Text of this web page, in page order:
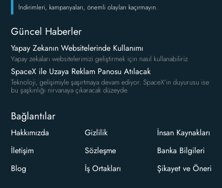
İndirimleri, kampanyaları, önemli olayları kaçırmayın.
Güncel Haberler
Yapay Zekanın Websitelerinde Kullanımı
Yapay zekaları websitelerimizi geliştirmek için nasıl kullanabiliriz
SpaceX ile Uzaya Reklam Panosu Atılacak
Teknoloji, gelişimiyle şaşırtmaya devam ediyor. SpaceX'in duyurusu ise
bu şaşkınlığı nirvanaya çıkaracak düzeyde.
Bağlantılar
Hakkımızda
İletişim
Blog
Gizlilik
Sözleşme
İş Ortakları
İnsan Kaynakları
Banka Bilgileri
Şikayet ve Öneri